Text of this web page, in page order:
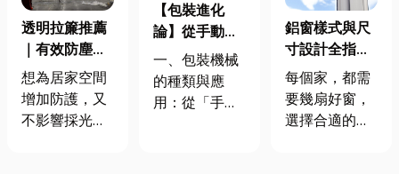
透明拉簾推薦
｜有效防塵，
隔熱隔音
想為居家空間
增加防護，又
不影響採光與
【包裝進化
論】從手動到
全自動：你了
解現代包裝系
統的革新速度
一、包裝機械
的種類與應
用：從「手」
鋁窗樣式與尺
寸設計全指南
｜選對窗型×
精準規劃×安
全美觀
每個家，都需
要幾扇好窗，
選擇合適的鋁